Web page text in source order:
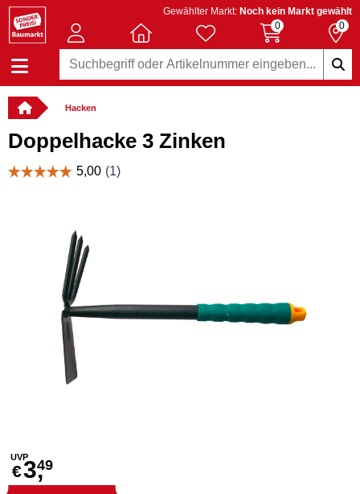
Gewählter Markt: Noch kein Markt gewählt
0
0
Hacken
Doppelhacke 3 Zinken
UVP
€3,49